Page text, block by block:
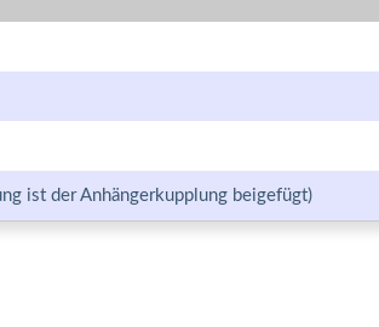
ist der Anhängerkupplung beigefügt)